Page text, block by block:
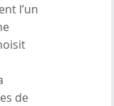
l’un
de